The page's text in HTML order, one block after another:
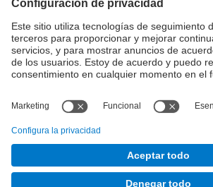
Movilidad Internacional
Investigación
Empresa
¿Qué necesitas?
© Facultat d'Informàtica de Barcelona -